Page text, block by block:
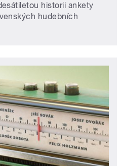
historii ankety
hudebních